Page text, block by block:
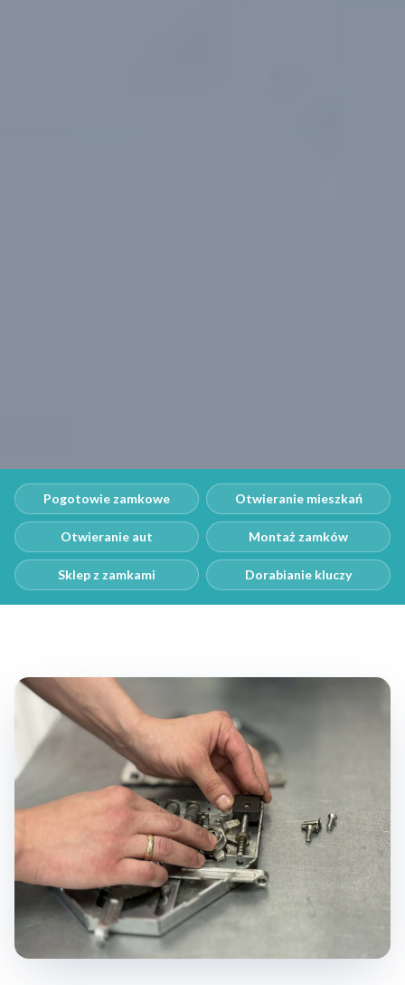
Pogotowie zamkowe Otwieranie mieszkań
Otwieranie aut Montaż zamków
Sklep z zamkami Dorabianie kluczy